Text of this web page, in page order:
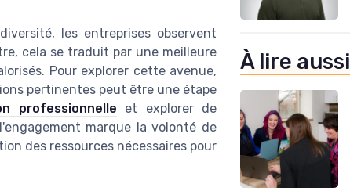
les entreprises observent
cela se traduit par une meilleure
Pour explorer cette avenue,
pertinentes peut être une étape
professionnelle et explorer de
marque la volonté de
des ressources nécessaires pour
À lire aussi